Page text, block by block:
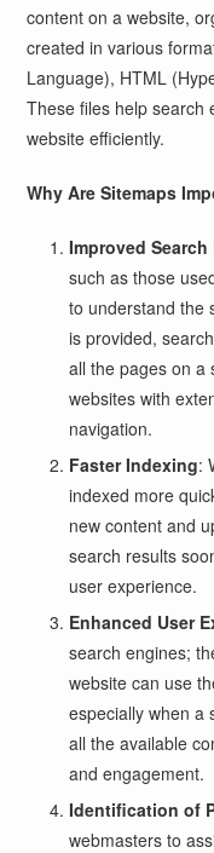
content on a website,
created in various
Language), HTML
These files help search
website efficiently.
Why Are Sitemaps
Improved
such as those
to understand the
is provided,
all the pages on a
websites with
navigation.
Faster Indexing:
indexed more
new content and
search results
user experience.
Enhanced User
search engines;
website can use
especially when a
all the available
and engagement.
Identification of
webmasters to